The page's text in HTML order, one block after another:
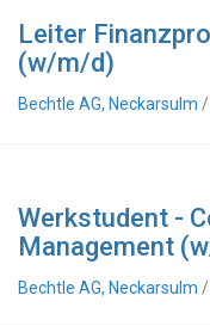
Leiter
(w/m/d)
Bechtle AG, Neckarsulm
Werkstudent -
Management
Bechtle AG, Neckarsulm